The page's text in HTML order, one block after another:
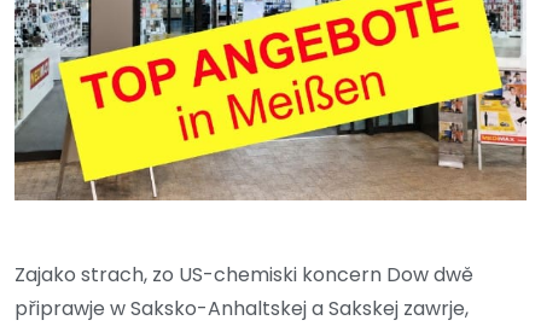
Zajako strach, zo US-chemiski koncern Dow dwě
připrawje w Saksko-Anhaltskej a Sakskej zawrje,